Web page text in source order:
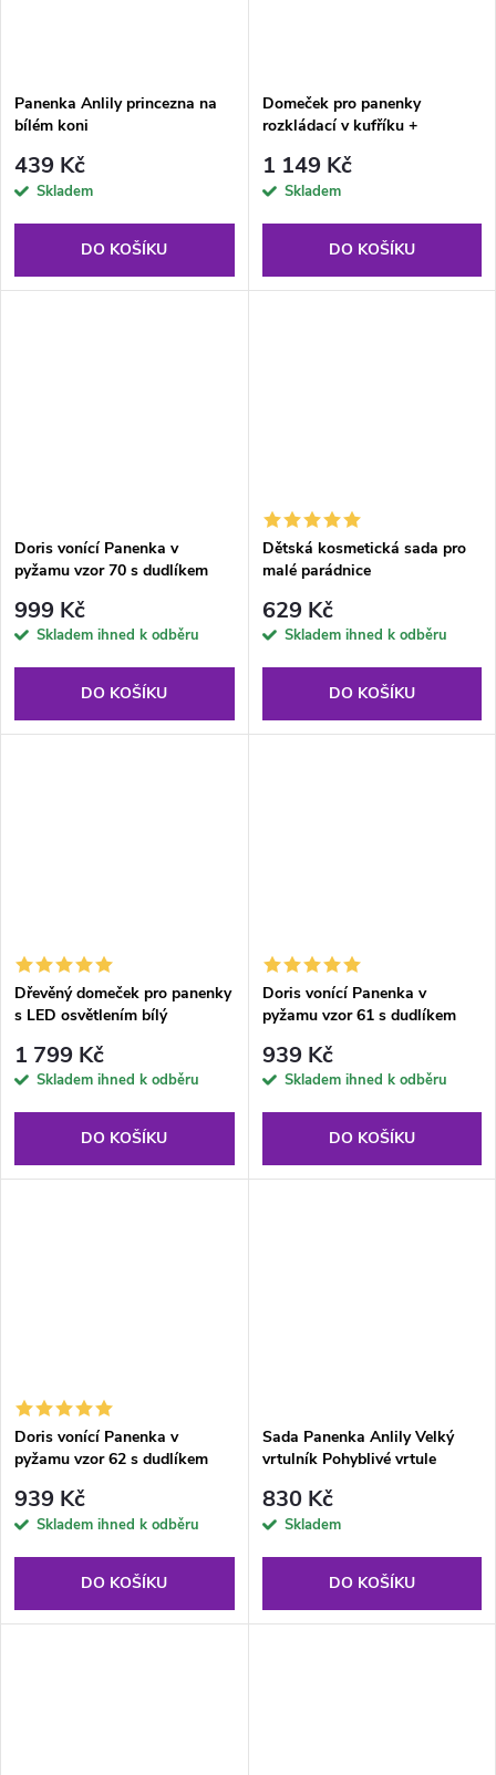
Panenka Anlily princezna na
bílém koni
439 Kč
Skladem
DO KOŠÍKU
Domeček pro panenky
rozkládací v kufříku +
1 149 Kč
Skladem
DO KOŠÍKU
Doris vonící Panenka v
pyžamu vzor 70 s dudlíkem
999 Kč
Skladem ihned k odběru
DO KOŠÍKU
Dětská kosmetická sada pro
malé parádnice
629 Kč
Skladem ihned k odběru
DO KOŠÍKU
Dřevěný domeček pro panenky
s LED osvětlením bílý
1 799 Kč
Skladem ihned k odběru
DO KOŠÍKU
Doris vonící Panenka v
pyžamu vzor 61 s dudlíkem
939 Kč
Skladem ihned k odběru
DO KOŠÍKU
Doris vonící Panenka v
pyžamu vzor 62 s dudlíkem
939 Kč
Skladem ihned k odběru
DO KOŠÍKU
Sada Panenka Anlily Velký
vrtulník Pohyblivé vrtule
830 Kč
Skladem
DO KOŠÍKU